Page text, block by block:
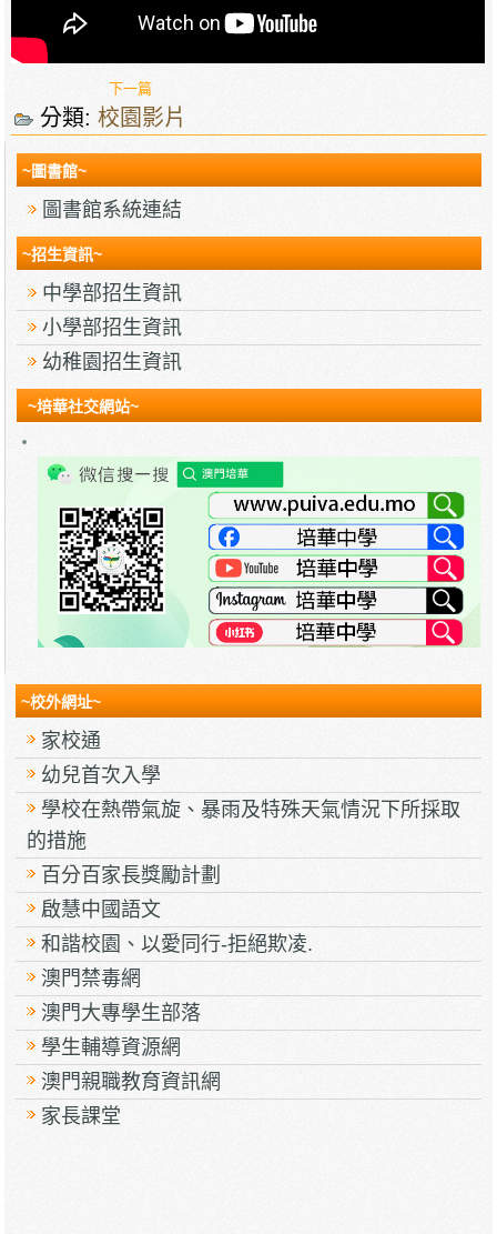
下一篇
分類:校園影片
~圖書館~
圖書館系統連結
~招生資訊~
中學部招生資訊
小學部招生資訊
幼稚園招生資訊
~培華社交網站~
~校外網址~
家校通
幼兒首次入學
學校在熱帶氣旋、暴雨及特殊天氣情況下所採取
的措施
百分百家長獎勵計劃
啟慧中國語文
和諧校園、以愛同行-拒絕欺凌.
澳門禁毒網
澳門大專學生部落
學生輔導資源網
澳門親職教育資訊網
家長課堂